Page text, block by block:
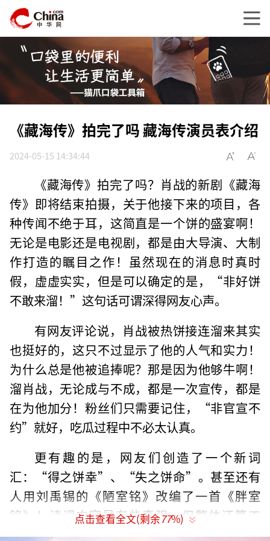
《藏海传》拍完了吗 藏海传演员表介绍
2024-05-15 14:34:44
《藏海传》拍完了吗？肖战的新剧《藏海
传》即将结束拍摄，关于他接下来的项目，各
种传闻不绝于耳，这简直是一个饼的盛宴啊！
无论是电影还是电视剧，都是由大导演、大制
作打造的瞩目之作！虽然现在的消息时真时
假，虚虚实实，但是可以确定的是，“非好饼
不敢来溜！”这句话可谓深得网友心声。
有网友评论说，肖战被热饼接连溜来其实
也挺好的，这只不过显示了他的人气和实力！
为什么总是他被追捧呢？那是因为他够牛啊！
溜肖战，无论成与不成，都是一次宣传，都是
在为他加分！粉丝们只需要记住，“非官宣不
约”就好，吃瓜过程中不必太认真。
更有趣的是，网友们创造了一个新词
汇：“得之饼幸”、“失之饼命”。甚至还有
人用刘禹锡的《陋室铭》改编了一首《胖室
铭》！诗词内容虽有些牵强，但整体还算工
整，让人忍俊不禁。这也再次证明了肖战粉丝
点击查看全文(剩余77%)